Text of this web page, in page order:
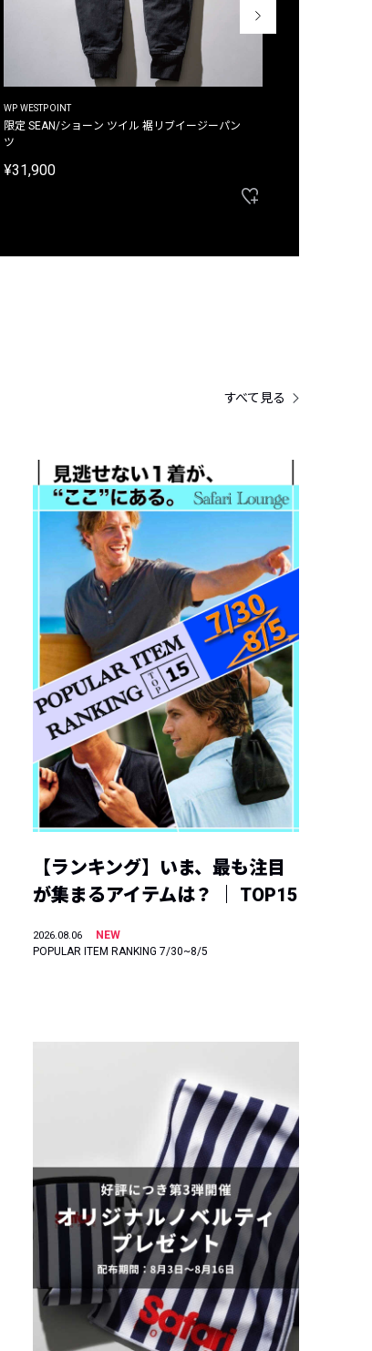
WP WESTPOINT
限定 SEAN/ショーン ツイル 裾リブイージーパン
ツ
¥31,900
すべて見る
【ランキング】いま、最も注目
が集まるアイテムは？ ｜ TOP15
2026.08.06
NEW
POPULAR ITEM RANKING 7/30~8/5